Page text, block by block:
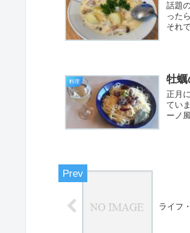
話題
った
それ
料理 牡蠣
正月
てい
ーノ
ライフ